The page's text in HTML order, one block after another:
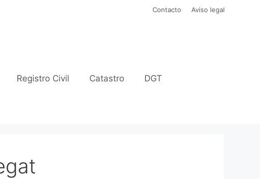
Contacto Aviso legal
Registro Civil Catastro DGT